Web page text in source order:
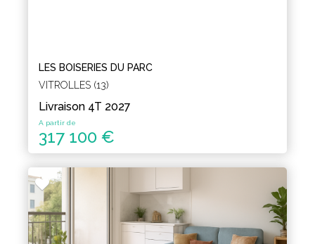
LES BOISERIES DU PARC
VITROLLES (13)
Livraison 4T 2027
A partir de
317 100 €